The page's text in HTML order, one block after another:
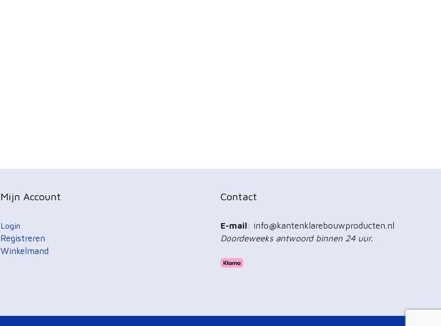
Mijn Account
Login
Registreren
Winkelmand
Contact
E-mail: info@kantenklarebouwproducten.nl
Doordeweeks antwoord binnen 24 uur.